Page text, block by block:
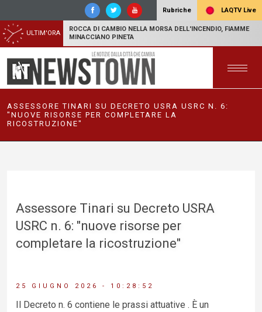
Rubriche LAQTV Live
ULTIM'ORA
ROCCA DI CAMBIO NELLA MORSA DELL'INCENDIO, FIAMME
MINACCIANO PINETA
ASSESSORE TINARI SU DECRETO USRA USRC N. 6:
"NUOVE RISORSE PER COMPLETARE LA
RICOSTRUZIONE"
Assessore Tinari su Decreto USRA
USRC n. 6: "nuove risorse per
completare la ricostruzione"
25 GIUGNO 2026 - 10:28:52
Il Decreto n. 6 contiene le prassi attuative . È un